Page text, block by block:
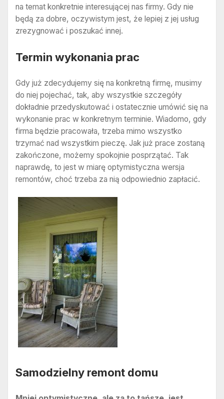
na temat konkretnie interesującej nas firmy. Gdy nie
będą za dobre, oczywistym jest, że lepiej z jej usług
zrezygnować i poszukać innej.
Termin wykonania prac
Gdy już zdecydujemy się na konkretną firmę, musimy
do niej pojechać, tak, aby wszystkie szczegóły
dokładnie przedyskutować i ostatecznie umówić się na
wykonanie prac w konkretnym terminie. Wiadomo, gdy
firma będzie pracowała, trzeba mimo wszystko
trzymać nad wszystkim pieczę. Jak już prace zostaną
zakończone, możemy spokojnie posprzątać. Tak
naprawdę, to jest w miarę optymistyczna wersja
remontów, choć trzeba za nią odpowiednio zapłacić.
Samodzielny remont domu